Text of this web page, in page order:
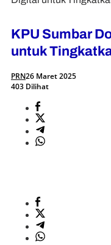
KPU Sumbar
untuk
PRN26 Maret 2025
403 Dilihat